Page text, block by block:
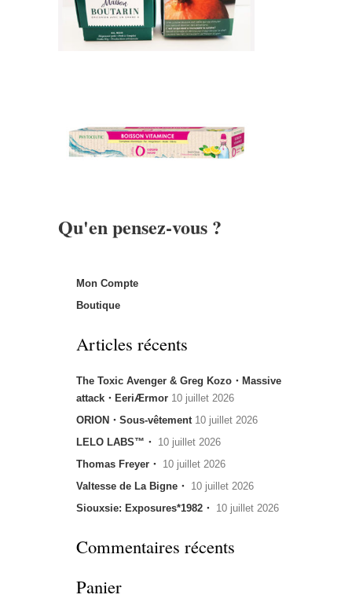
Qu'en pensez-vous ?
Mon Compte
Boutique
Articles récents
The Toxic Avenger & Greg Kozo・Massive
attack・EeriÆrmor 10 juillet 2026
ORION・Sous-vêtement 10 juillet 2026
LELO LABS™・ 10 juillet 2026
Thomas Freyer・ 10 juillet 2026
Valtesse de La Bigne・ 10 juillet 2026
Siouxsie: Exposures*1982・ 10 juillet 2026
Commentaires récents
Panier